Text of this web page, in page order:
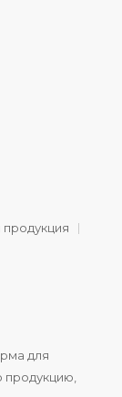
для
продукцию,